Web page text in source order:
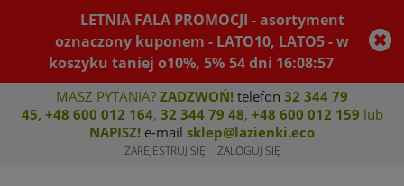
LETNIA FALA PROMOCJI - asortyment
oznaczony kuponem - LATO10, LATO5 - w
koszyku taniej o10%, 5% 54dni 16:08:57
MASZ PYTANIA? ZADZWOŃ! telefon 32 344 79
45, +48 600 012 164, 32 344 79 48, +48 600 012 159 lub
NAPISZ! e-mail sklep@lazienki.eco
ZAREJESTRUJ SIĘ ZALOGUJ SIĘ